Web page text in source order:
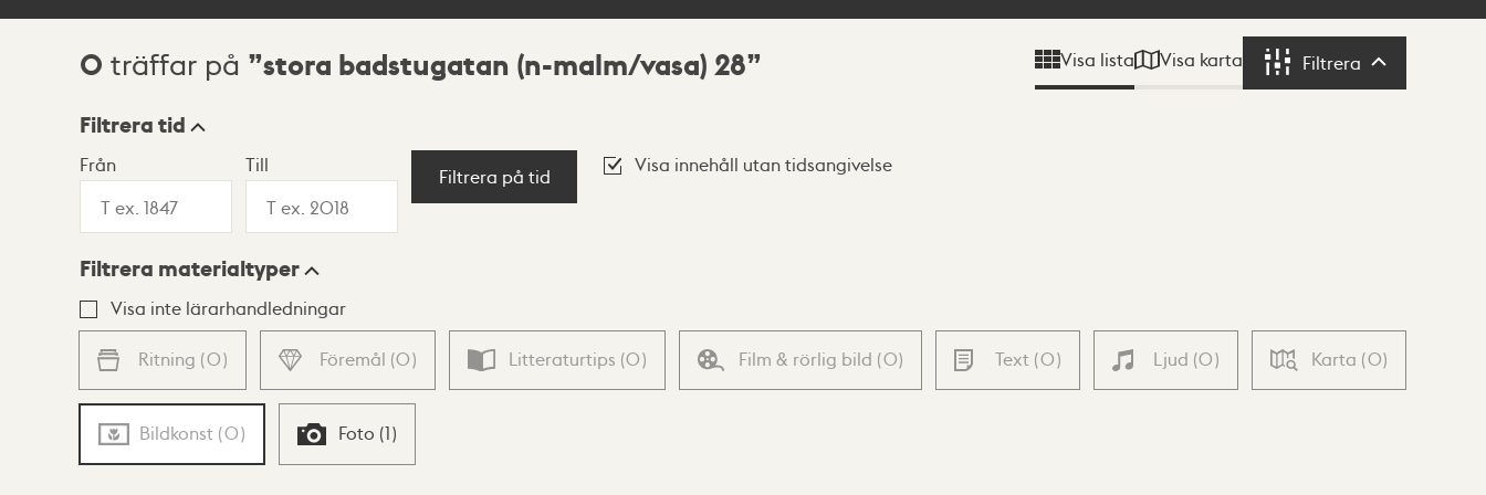
Sökresultat
0 träffar på stora badstugatan (n-malm/vasa) 28 Visa lista Visa karta Filtrera Filtrera
Visningsläge
Lista Karta
Filtrera tid
Från Till
Filtrera på tid
Visa innehåll utan tidsangivelse
Filtrera materialtyper
Visa inte lärarhandledningar
Ritning (0) Föremål (0) Litteraturtips (0) Film & rörlig bild (0) Text (0) Ljud (0) Karta (0)
Bildkonst (0) Foto (1)